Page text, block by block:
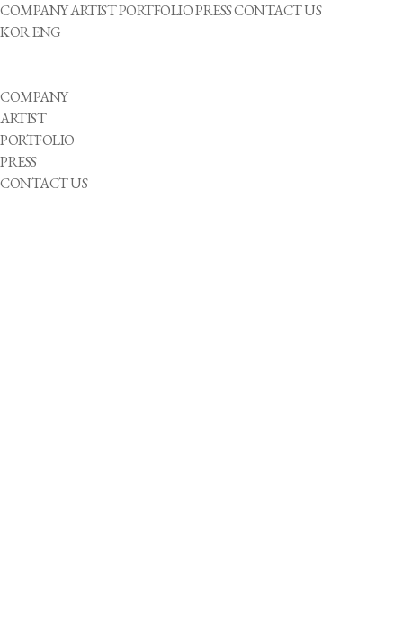
COMPANYARTISTPORTFOLIOPRESSCONTACT US
KORENG
COMPANY
ARTIST
PORTFOLIO
PRESS
CONTACT US